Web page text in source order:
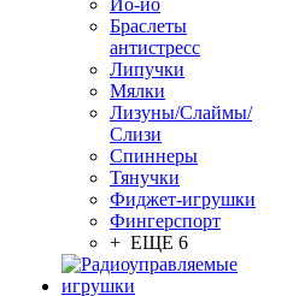
Йо-йо
Браслеты
антистресс
Липучки
Мялки
Лизуны/Слаймы/
Слизи
Спиннеры
Тянучки
Фиджет-игрушки
Фингерспорт
+ ЕЩЕ 6